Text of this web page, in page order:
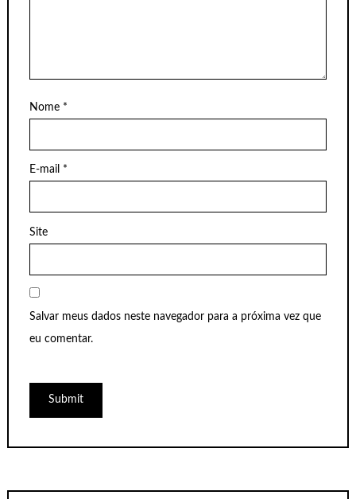
Nome *
E-mail *
Site
Salvar meus dados neste navegador para a próxima vez que
eu comentar.